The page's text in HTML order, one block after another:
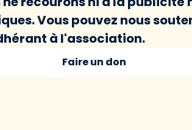
Vous pouvez nous
à l'association.
Faire un don